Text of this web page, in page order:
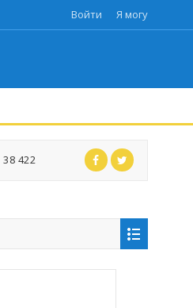
Войти Я могу
38 422